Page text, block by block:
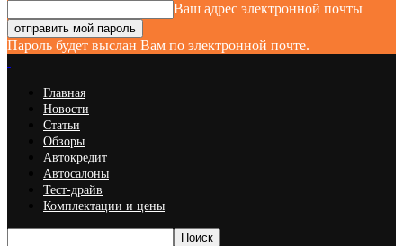
Ваш адрес электронной почты
Пароль будет выслан Вам по электронной почте.
Главная
Новости
Статьи
Обзоры
Автокредит
Автосалоны
Тест-драйв
Комплектации и цены